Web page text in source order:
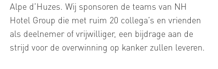
Alpe d’Huzes. Wij sponsoren de teams van NH
Hotel Group die met ruim 20 collega’s en vrienden
als deelnemer of vrijwilliger, een bijdrage aan de
strijd voor de overwinning op kanker zullen leveren.